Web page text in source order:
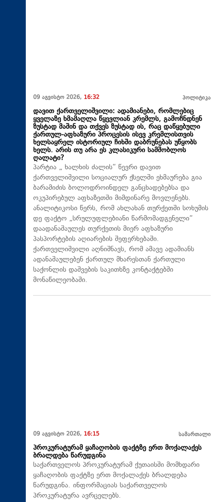
09 აგვისტო 2026, 16:32 პოლიტიკა
დავით ქართველიშვილი: ადამიანები, რომლებიც
ყველაზე ხმამაღლა წყევლიან კრემლს, გამოჩნდნენ
ზუსტად მაშინ და თქვეს ზუსტად ის, რაც დაწყებული
ქართულ-აფხაზური პროცესის ისევ კრემლისთვის
ხელსაყრელ ისტორიულ ჩიხში დაბრუნებას უწყობს
ხელს. არის თუ არა ეს კლასიკური სამშობლოს
ღალატი?
პარტია „ ხალხის ძალის“ წევრი დავით
ქართველიშვილი სოციალურ ქსელში ეხმაურება გია
ბარამიძის ბოლოდროინდელ განცხადებებსა და
ოკუპირებულ აფხაზეთში მიმდინარე მოვლენებს.
ანალიტიკოსი წერს, რომ ახლახან თურქეთში სოხუმის
დე ფაქტო „სრულუფლებიანი წარმომადგენელი“
დაადანაშაულეს თურქეთის მიერ აფხაზური
პასპორტების აღიარების შეფერხებაში.
ქართველიშვილი აღნიშნავს, რომ ამავე ადამიანს
ადანაშაულებენ ქართულ მხარესთან ქართული
საქონლის დაშვების საკითხზე კონტაქტებში
მონაწილეობაში.
09 აგვისტო 2026, 16:15 სამართალი
პროკურატურამ ყაჩაღობის ფაქტზე ერთ მოქალაქეს
ბრალდება წარუდგინა
საქართველოს პროკურატურამ ქუთაისში მომხდარი
ყაჩაღობის ფაქტზე ერთ მოქალაქეს ბრალდება
წარუდგინა. ინფორმაციას საქართველოს
პროკურატურა ავრცელებს.